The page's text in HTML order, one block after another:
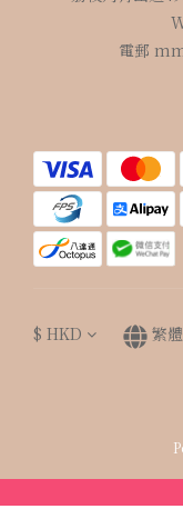
電郵
$ HKD 繁